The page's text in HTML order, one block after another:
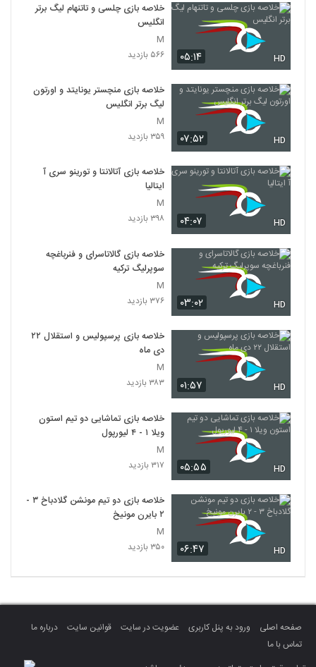
۰۵:۱۴ HD
خلاصه بازی چلسی و تاتنهام لیگ برتر
انگلیس
M
۵۶۶ بازدید
۰۷:۵۲ HD
خلاصه بازی منچستر یونایتد و اورتون
لیگ برتر انگلیس
M
۳۵۹ بازدید
۰۴:۰۷ HD
خلاصه بازی آتالانتا و تورینو سری آ
ایتالیا
M
۳۹۸ بازدید
۰۳:۰۲ HD
خلاصه بازی گالاتاسرای و فنرباغچه
سوپرلیگ ترکیه
M
۳۷۶ بازدید
۰۱:۵۷ HD
خلاصه بازی پرسپولیس و استقلال ۲۲
دی ماه
M
۳۸۳ بازدید
۰۵:۵۵ HD
خلاصه بازی تماشایی دو تیم استون
ویلا ۱ - ۴ لیورپول
M
۳۱۷ بازدید
۰۶:۴۷ HD
خلاصه بازی دو تیم مونشن گلادباخ ۳ -
۲ بایرن مونیخ
M
۳۵۰ بازدید
صفحه اصلی ورود به پنل کاربری عضویت در سایت قوانین سایت
درباره ما
تماس با ما